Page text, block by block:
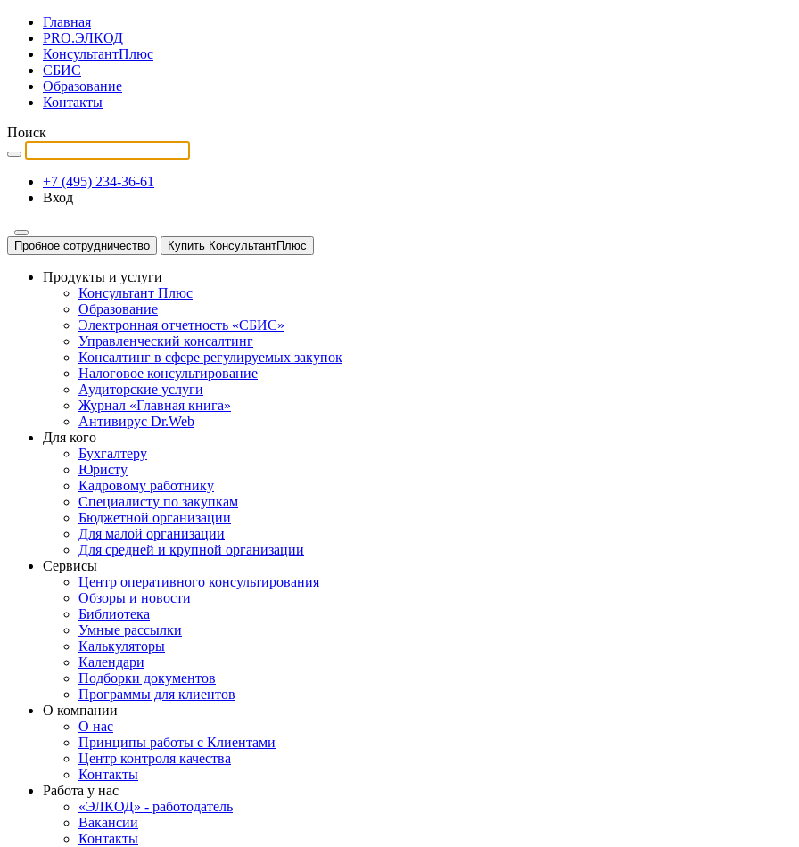
Главная
PRO.ЭЛКОД
КонсультантПлюс
СБИС
Образование
Контакты
Поиск
+7 (495) 234-36-61
Вход
Пробное сотрудничество Купить КонсультантПлюс
Продукты и услуги
Консультант Плюс
Образование
Электронная отчетность «СБИС»
Управленческий консалтинг
Консалтинг в сфере регулируемых закупок
Налоговое консультирование
Аудиторские услуги
Журнал «Главная книга»
Антивирус Dr.Web
Для кого
Бухгалтеру
Юристу
Кадровому работнику
Специалисту по закупкам
Бюджетной организации
Для малой организации
Для средней и крупной организации
Сервисы
Центр оперативного консультирования
Обзоры и новости
Библиотека
Умные рассылки
Калькуляторы
Календари
Подборки документов
Программы для клиентов
О компании
О нас
Принципы работы с Клиентами
Центр контроля качества
Контакты
Работа у нас
«ЭЛКОД» - работодатель
Вакансии
Контакты